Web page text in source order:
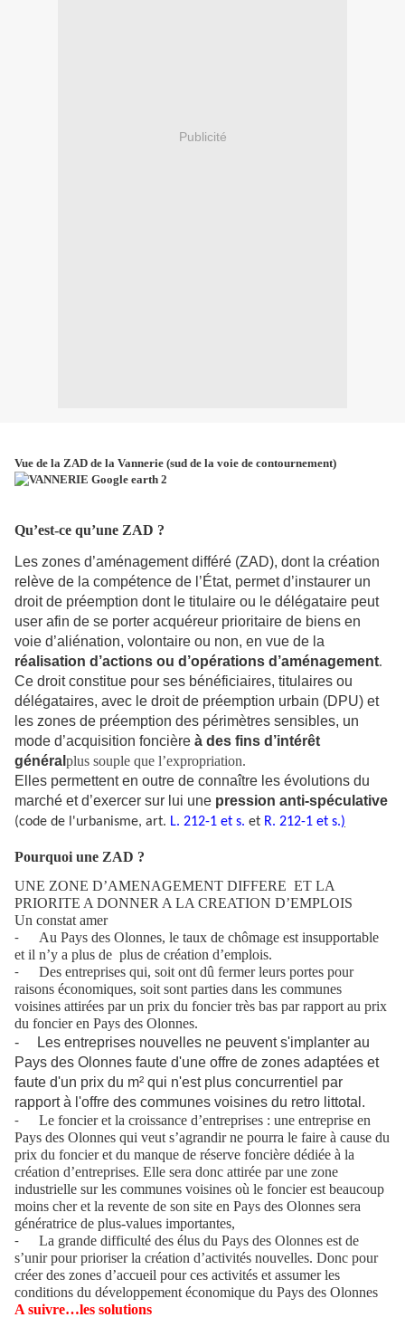
Publicité
Vue de la ZAD de la Vannerie (sud de la voie de contournement)
Qu’est-ce qu’une ZAD ?
Les zones d’aménagement différé (ZAD), dont la création
relève de la compétence de l’État, permet d’instaurer un
droit de préemption dont le titulaire ou le délégataire peut
user afin de se porter acquéreur prioritaire de biens en
voie d’aliénation, volontaire ou non, en vue de la
réalisation d’actions ou d’opérations d’aménagement.
Ce droit constitue pour ses bénéficiaires, titulaires ou
délégataires, avec le droit de préemption urbain (DPU) et
les zones de préemption des périmètres sensibles, un
mode d’acquisition foncière à des fins d’intérêt
général plus souple que l’expropriation.
Elles permettent en outre de connaître les évolutions du
marché et d’exercer sur lui une pression anti-spéculative
(code de l'urbanisme, art. L. 212-1 et s. et R. 212-1 et s.)
Pourquoi une ZAD ?
UNE ZONE D’AMENAGEMENT DIFFERE ET LA
PRIORITE A DONNER A LA CREATION D’EMPLOIS
Un constat amer
-
Au Pays des Olonnes, le taux de chômage est insupportable
et il n’y a plus de plus de création d’emplois.
-
Des entreprises qui, soit ont dû fermer leurs portes pour
raisons économiques, soit sont parties dans les communes
voisines attirées par un prix du foncier très bas par rapport au prix
du foncier en Pays des Olonnes.
- Les entreprises nouvelles ne peuvent s'implanter au
Pays des Olonnes faute d'une offre de zones adaptées et
faute d'un prix du m² qui n'est plus concurrentiel par
rapport à l'offre des communes voisines du retro littotal.
-
Le foncier et la croissance d’entreprises : une entreprise en
Pays des Olonnes qui veut s’agrandir ne pourra le faire à cause du
prix du foncier et du manque de réserve foncière dédiée à la
création d’entreprises. Elle sera donc attirée par une zone
industrielle sur les communes voisines où le foncier est beaucoup
moins cher et la revente de son site en Pays des Olonnes sera
génératrice de plus-values importantes,
-
La grande difficulté des élus du Pays des Olonnes est de
s’unir pour prioriser la création d’activités nouvelles. Donc pour
créer des zones d’accueil pour ces activités et assumer les
conditions du développement économique du Pays des Olonnes
A suivre…les solutions